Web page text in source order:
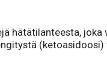
hätätilanteesta,